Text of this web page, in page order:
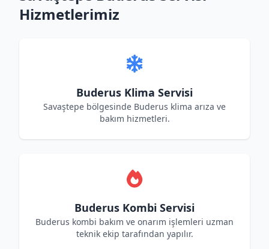
Hizmetlerimiz
Buderus Klima Servisi
Savaştepe bölgesinde Buderus klima arıza ve
bakım hizmetleri.
Buderus Kombi Servisi
Buderus kombi bakım ve onarım işlemleri uzman
teknik ekip tarafından yapılır.